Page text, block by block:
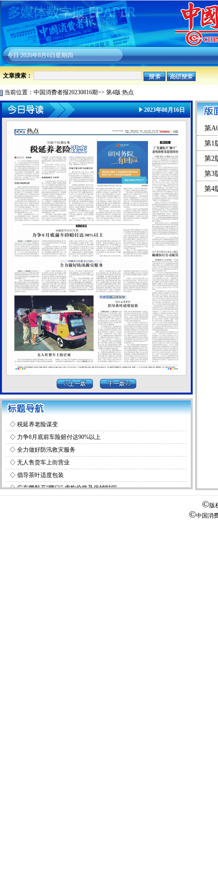
今日2026年8月6日星期四
文章搜索：
当前位置： 中国消费者报20230816期>> 第4版:热点
2023年08月16日
◇ 税延养老险谋变
◇ 力争8月底前车险赔付达90%以上
◇ 全力做好防汛救灾服务
◇ 无人售货车上街营业
◇ 倡导茶叶适度包装
◇广东狮航开“狮口” 虚构价格及促销时间
第
第1
第2
第3
第4
©版
©中国消